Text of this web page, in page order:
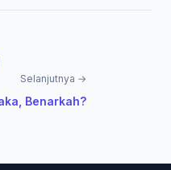
Selanjutnya →
Benarkah?